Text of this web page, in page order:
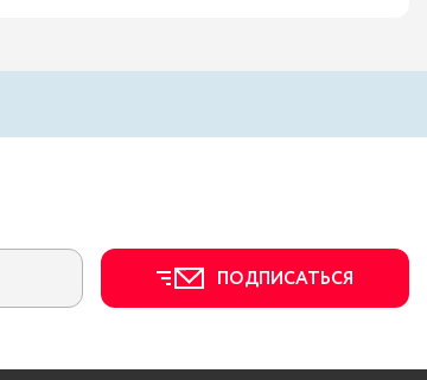
ПОДПИСАТЬСЯ